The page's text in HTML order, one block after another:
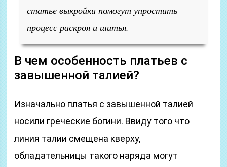
статье выкройки помогут упростить
процесс раскроя и шитья.
В чем особенность платьев с
завышенной талией?
Изначально платья с завышенной талией
носили греческие богини. Ввиду того что
линия талии смещена кверху,
обладательницы такого наряда могут